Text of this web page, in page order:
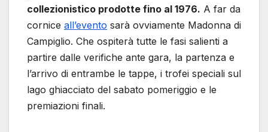
collezionistico prodotte fino al 1976. A far da
cornice all’evento sarà ovviamente Madonna di
Campiglio. Che ospiterà tutte le fasi salienti a
partire dalle verifiche ante gara, la partenza e
l’arrivo di entrambe le tappe, i trofei speciali sul
lago ghiacciato del sabato pomeriggio e le
premiazioni finali.